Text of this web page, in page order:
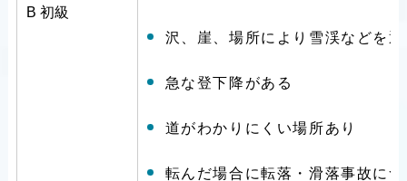
B 初級
沢、崖、場所により雪渓などを
急な登下降がある
道がわかりにくい場所あり
転んだ場合に転落・滑落事故に